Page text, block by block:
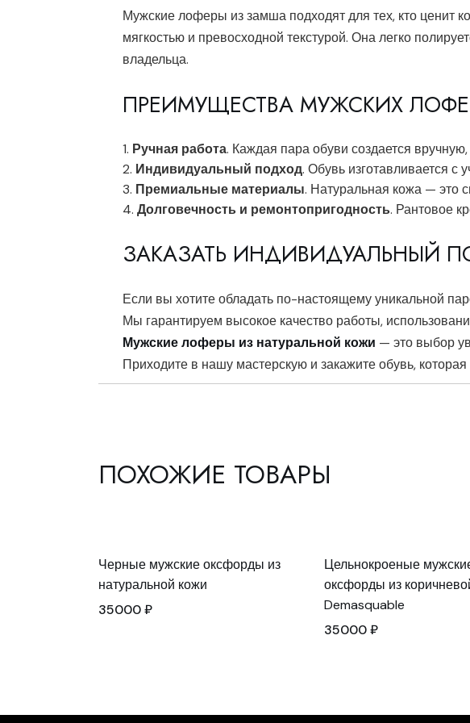
Мужские лоферы из замша подходят для тех, кто ценит
мягкостью и превосходной текстурой. Она легко
владельца.
ПРЕИМУЩЕСТВА МУЖСКИХ
Ручная работа. Каждая пара обуви создается
Индивидуальный подход. Обувь изготавливается с
Премиальные материалы. Натуральная кожа — это
Долговечность и ремонтопригодность. Рантовое
ЗАКАЗАТЬ ИНДИВИДУАЛЬНЫЙ
Если вы хотите обладать по-настоящему уникальной
Мы гарантируем высокое качество работы,
Мужские лоферы из натуральной кожи — это выбор
Приходите в нашу мастерскую и закажите обувь, которая
ПОХОЖИЕ ТОВАРЫ
Черные мужские оксфорды из
натуральной кожи
35000₽
Цельнокроеные
оксфорды из
Demasquable
35000₽